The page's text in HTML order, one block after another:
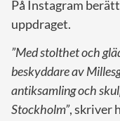
På Instagram
uppdraget.
”Med stolthet och
beskyddare av
antiksamling och
Stockholm”, skriver